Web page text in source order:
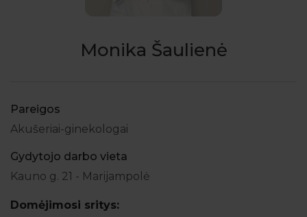
Monika Šaulienė
Pareigos
Akušeriai-ginekologai
Gydytojo darbo vieta
Kauno g. 21 - Marijampolė
Domėjimosi sritys: